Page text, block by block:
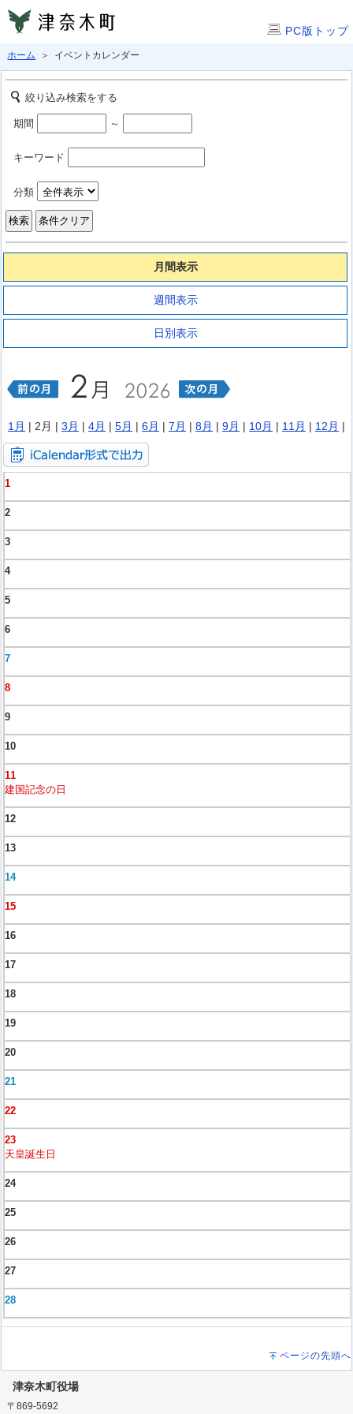
PC版トップ
ホーム ＞ イベントカレンダー
絞り込み検索をする
期間 ～
キーワード
分類
月間表示
週間表示
日別表示
1月 | 2月 | 3月 | 4月 | 5月 | 6月 | 7月 | 8月 | 9月 | 10月 | 11月 | 12月 |
1
2
3
4
5
6
7
8
9
10
11
建国記念の日
12
13
14
15
16
17
18
19
20
21
22
23
天皇誕生日
24
25
26
27
28
ページの先頭へ
津奈木町役場
〒869-5692